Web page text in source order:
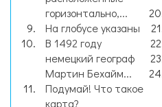
горизонтально,...
На глобусе указаны
В 1492 году
немецкий географ
Мартин Бехайм...
Подумай! Что такое
карта?